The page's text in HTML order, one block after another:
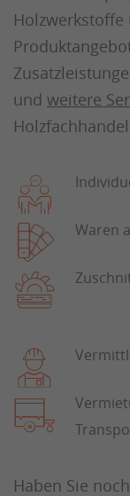
und weitere
Waren
Haben Sie